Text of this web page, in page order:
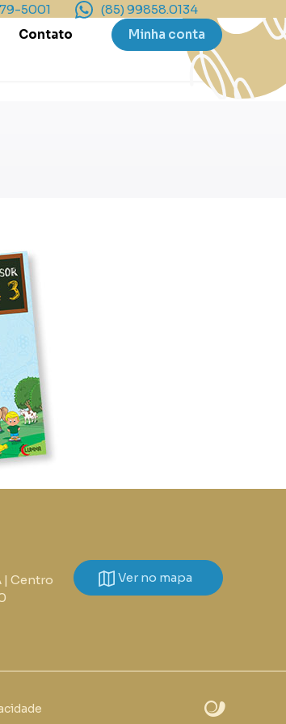
5001
(85) 99858.0134
Contato Minha conta
| Centro
Ver no mapa